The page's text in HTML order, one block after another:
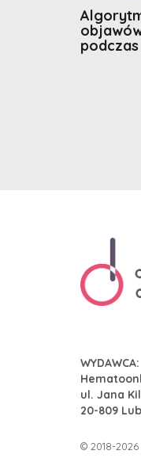
WYDAWCA:
ul. Jana
20-809
© 2018-2026